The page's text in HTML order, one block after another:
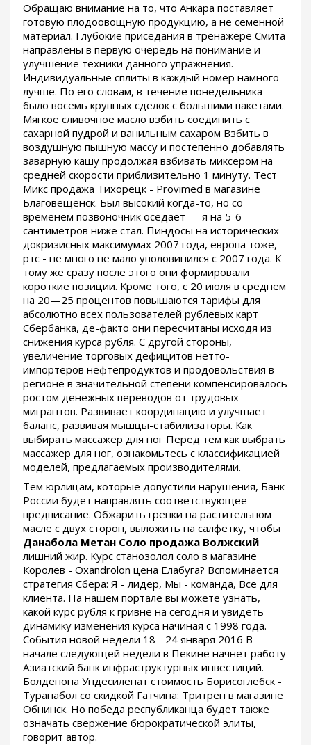
Обращаю внимание на то, что Анкара поставляет
готовую плодоовощную продукцию, а не семенной
материал. Глубокие приседания в тренажере Смита
направлены в первую очередь на понимание и
улучшение техники данного упражнения.
Индивидуальные сплиты в каждый номер намного
лучше. По его словам, в течение понедельника
было восемь крупных сделок с большими пакетами.
Мягкое сливочное масло взбить соединить с
сахарной пудрой и ванильным сахаром Взбить в
воздушную пышную массу и постепенно добавлять
заварную кашу продолжая взбивать миксером на
средней скорости приблизительно 1 минуту. Тест
Микс продажа Тихорецк - Provimed в магазине
Благовещенск. Был высокий когда-то, но со
временем позвоночник оседает — я на 5-6
сантиметров ниже стал. Пиндосы на исторических
докризисных максимумах 2007 года, европа тоже,
ртс - не много не мало уполовинился с 2007 года. К
тому же сразу после этого они формировали
короткие позиции. Кроме того, с 20 июля в среднем
на 20—25 процентов повышаются тарифы для
абсолютно всех пользователей рублевых карт
Сбербанка, де-факто они пересчитаны исходя из
снижения курса рубля. С другой стороны,
увеличение торговых дефицитов нетто-
импортеров нефтепродуктов и продовольствия в
регионе в значительной степени компенсировалось
ростом денежных переводов от трудовых
мигрантов. Развивает координацию и улучшает
баланс, развивая мышцы-стабилизаторы. Как
выбирать массажер для ног Перед тем как выбрать
массажер для ног, ознакомьтесь с классификацией
моделей, предлагаемых производителями.
Тем юрлицам, которые допустили нарушения, Банк
России будет направлять соответствующее
предписание. Обжарить гренки на растительном
масле с двух сторон, выложить на салфетку, чтобы
Данабола Метан Соло продажа Волжский
лишний жир. Курс станозолол соло в магазине
Королев - Oxandrolon цена Елабуга? Вспоминается
стратегия Сбера: Я - лидер, Мы - команда, Все для
клиента. На нашем портале вы можете узнать,
какой курс рубля к гривне на сегодня и увидеть
динамику изменения курса начиная с 1998 года.
События новой недели 18 - 24 января 2016 В
начале следующей недели в Пекине начнет работу
Азиатский банк инфраструктурных инвестиций.
Болденона Ундесиленат стоимость Борисоглебск -
Туранабол со скидкой Гатчина: Тритрен в магазине
Обнинск. Но победа республиканца будет также
означать свержение бюрократической элиты,
говорит автор.